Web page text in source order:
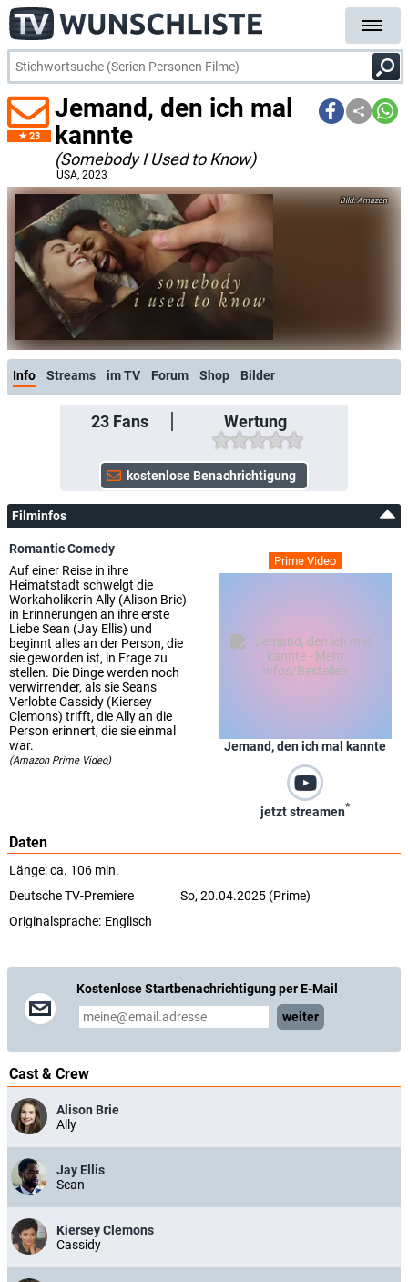
23
Jemand, den ich mal
kannte
(Somebody I Used to Know)
USA, 2023
Amazon
Info Streams im TV Forum Shop Bilder
23Fans Wertung
Filminfos
Prime Video
Jemand, den ich mal kannte
jetzt streamen*
Romantic Comedy
Auf einer Reise in ihre
Heimatstadt schwelgt die
Workaholikerin Ally (Alison Brie)
in Erinnerungen an ihre erste
Liebe Sean (Jay Ellis) und
beginnt alles an der Person, die
sie geworden ist, in Frage zu
stellen. Die Dinge werden noch
verwirrender, als sie Seans
Verlobte Cassidy (Kiersey
Clemons) trifft, die Ally an die
Person erinnert, die sie einmal
war.
(Amazon Prime Video)
Daten
Länge: ca. 106 min.
Deutsche TV-Premiere
So, 20.04.2025 (Prime)
Originalsprache: Englisch
Kostenlose Startbenachrichtigung per E-Mail
weiter
Cast & Crew
Alison Brie
Ally
Jay Ellis
Sean
Kiersey Clemons
Cassidy